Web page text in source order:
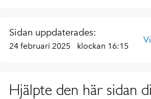
Sidan uppdaterades:
24 februari 2025 klockan 16:15
Hjälpte den här sidan